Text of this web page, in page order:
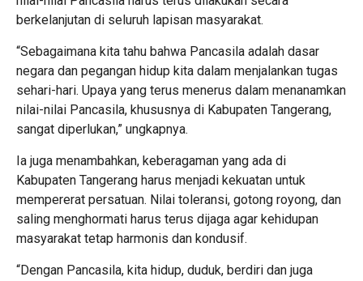
berkelanjutan di seluruh lapisan masyarakat.
“Sebagaimana kita tahu bahwa Pancasila adalah dasar
negara dan pegangan hidup kita dalam menjalankan tugas
sehari-hari. Upaya yang terus menerus dalam menanamkan
nilai-nilai Pancasila, khususnya di Kabupaten Tangerang,
sangat diperlukan,” ungkapnya.
Ia juga menambahkan, keberagaman yang ada di
Kabupaten Tangerang harus menjadi kekuatan untuk
mempererat persatuan. Nilai toleransi, gotong royong, dan
saling menghormati harus terus dijaga agar kehidupan
masyarakat tetap harmonis dan kondusif.
“Dengan Pancasila, kita hidup, duduk, berdiri dan juga